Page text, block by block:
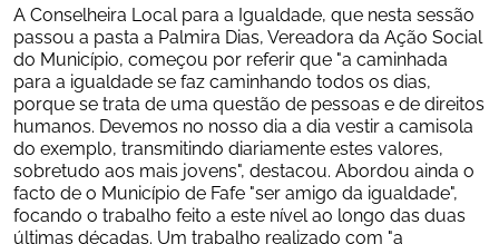
A Conselheira Local para a Igualdade, que nesta sessão
passou a pasta a Palmira Dias, Vereadora da Ação Social
do Município, começou por referir que "a caminhada
para a igualdade se faz caminhando todos os dias,
porque se trata de uma questão de pessoas e de direitos
humanos. Devemos no nosso dia a dia vestir a camisola
do exemplo, transmitindo diariamente estes valores,
sobretudo aos mais jovens", destacou. Abordou ainda o
facto de o Município de Fafe "ser amigo da igualdade",
focando o trabalho feito a este nível ao longo das duas
últimas décadas. Um trabalho realizado com "a